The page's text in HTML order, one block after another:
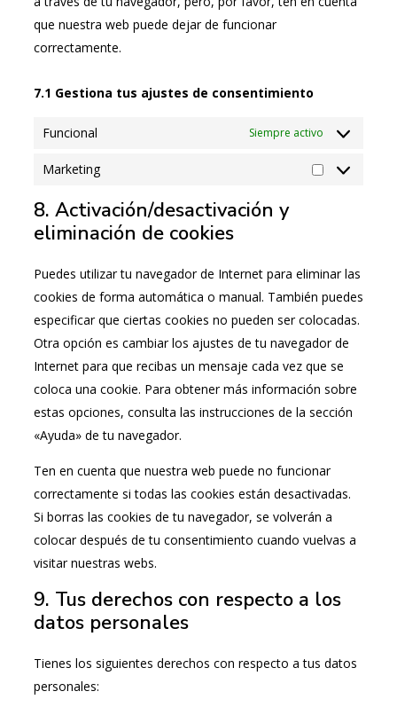
que nuestra web puede dejar de funcionar
correctamente.
7.1 Gestiona tus ajustes de consentimiento
Funcional Siempre activo
Marketing
8. Activación/desactivación y
eliminación de cookies
Puedes utilizar tu navegador de Internet para eliminar las
cookies de forma automática o manual. También puedes
especificar que ciertas cookies no pueden ser colocadas.
Otra opción es cambiar los ajustes de tu navegador de
Internet para que recibas un mensaje cada vez que se
coloca una cookie. Para obtener más información sobre
estas opciones, consulta las instrucciones de la sección
«Ayuda» de tu navegador.
Ten en cuenta que nuestra web puede no funcionar
correctamente si todas las cookies están desactivadas.
Si borras las cookies de tu navegador, se volverán a
colocar después de tu consentimiento cuando vuelvas a
visitar nuestras webs.
9. Tus derechos con respecto a los
datos personales
Tienes los siguientes derechos con respecto a tus datos
personales: